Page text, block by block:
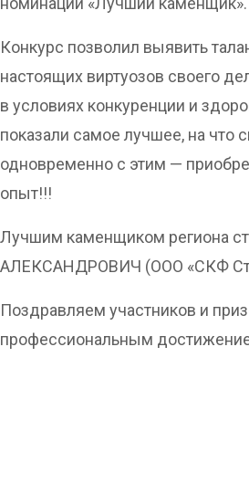
Конкурс позволил выявить
настоящих виртуозов своего
в условиях конкуренции и
показали самое лучшее, на что
одновременно с этим —
опыт!!!
Лучшим каменщиком региона
АЛЕКСАНДРОВИЧ (ООО «СКФ
Поздравляем участников и
профессиональным